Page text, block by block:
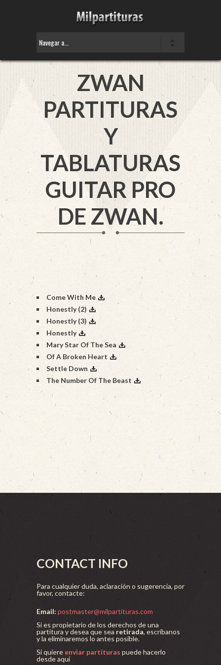
ZWAN
PARTITURAS
Y
TABLATURAS
GUITAR PRO
DE ZWAN.
Come With Me
Honestly (2)
Honestly (3)
Honestly
Mary Star Of The Sea
Of A Broken Heart
Settle Down
The Number Of The Beast
CONTACT INFO
Para cualquier duda, aclaración o sugerencia, por
favor, contacte:
Email: postmaster@milpartituras.com
Si es propietario de los derechos de una
partitura y desea que sea retirada, escríbanos
y la eliminaremos lo antes posible.
Si quiere enviar partituras puede hacerlo
desde aquí